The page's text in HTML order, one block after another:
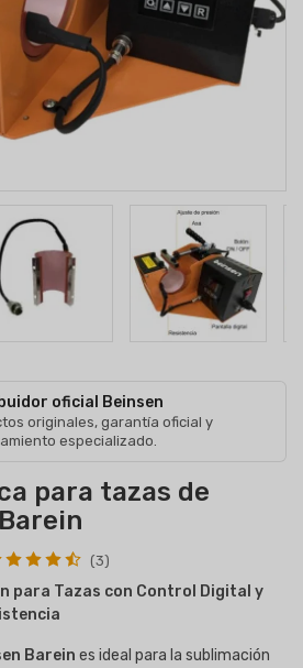
oficial Beinsen
originales, garantía oficial y
especializado.
para tazas de
(3)
para Tazas con Control Digital y
Barein es ideal para la sublimación